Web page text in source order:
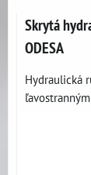
Skrytá
ODESA
Hydraulická